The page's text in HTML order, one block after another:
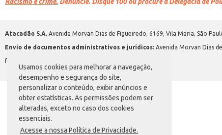
Usamos cookies para melhorar a navegação,
desempenho e segurança do site,
personalizar o conteúdo, exibir anúncios e
obter estatísticas. As permissões podem ser
alteradas, exceto no caso dos cookies
essenciais.
Acesse a nossa Política de Privacidade.
Atacadão S.A. Avenida Morvan Dias de Figueiredo, 6169, Vila Maria, São
Envio de documentos administrativos e jurídicos: Avenida Morvan Dias
faleconosco@atacadao.com.br